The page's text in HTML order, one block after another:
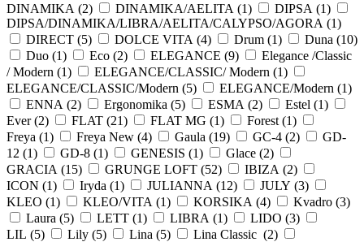
DINAMIKA (2) DINAMIKA/AELITA (1) DIPSA (1)
DIPSA/DINAMIKA/LIBRA/AELITA/CALYPSO/AGORA (1)
DIRECT (5) DOLCE VITA (4) Drum (1) Duna (10)
Duo (1) Eco (2) ELEGANCE (9)
Elegance /Classic
/ Modern (1) ELEGANCE/CLASSIC/ Modern (1)
ELEGANCE/CLASSIC/Modern (5) ELEGANCE/Modern (1)
ENNA (2) Ergonomika (5) ESMA (2) Estel (1)
Ever (2) FLAT (21) FLAT MG (1) Forest (1)
Freya (1) Freya New (4) Gaula (19) GC-4 (2)
GD-
12 (1) GD-8 (1) GENESIS (1) Glace (2)
GRACIA (15) GRUNGE LOFT (52) IBIZA (2)
ICON (1) Iryda (1) JULIANNA (12) JULY (3)
KLEO (1) KLEO/VITA (1) KORSIKA (4) Kvadro (3)
Laura (5) LETT (1) LIBRA (1) LIDO (3)
LIL (5) Lily (5) Lina (5) Lina Classic (2)